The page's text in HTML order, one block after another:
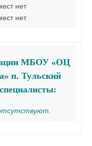
нет
нет
МБОУ «ОЦ
п. Тульский